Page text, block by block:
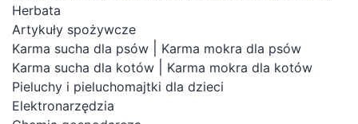
Herbata
Artykuły spożywcze
Karma sucha dla psów
Karma mokra dla psów
Karma sucha dla kotów
Karma mokra dla kotów
Pieluchy i pieluchomajtki dla dzieci
Elektronarzędzia